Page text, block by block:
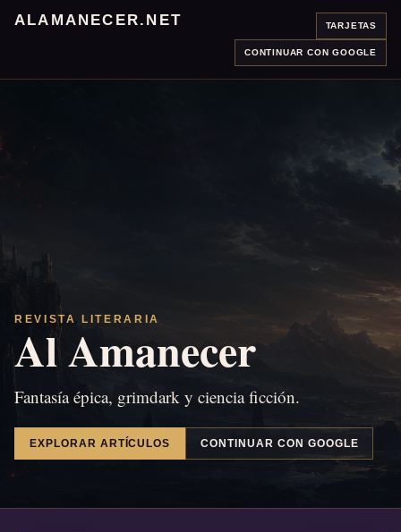
ALAMANECER.NET TARJETAS
CONTINUAR CON GOOGLE
REVISTA LITERARIA
Al Amanecer
Fantasía épica, grimdark y ciencia ficción.
EXPLORAR ARTÍCULOS CONTINUAR CON GOOGLE